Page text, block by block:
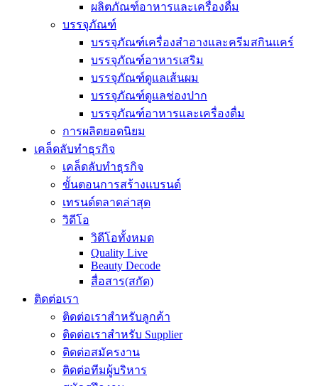
ผลิตภัณฑ์อาหารและเครื่องดื่ม
บรรจุภัณฑ์
บรรจุภัณฑ์เครื่องสำอางและครีมสกินแคร์
บรรจุภัณฑ์อาหารเสริม
บรรจุภัณฑ์ดูแลเส้นผม
บรรจุภัณฑ์ดูแลช่องปาก
บรรจุภัณฑ์อาหารและเครื่องดื่ม
การผลิตยอดนิยม
เคล็ดลับทำธุรกิจ
เคล็ดลับทำธุรกิจ
ขั้นตอนการสร้างแบรนด์
เทรนด์ตลาดล่าสุด
วิดีโอ
วิดีโอทั้งหมด
Quality Live
Beauty Decode
สื่อสาร(สกัด)
ติดต่อเรา
ติดต่อเราสำหรับลูกค้า
ติดต่อเราสำหรับ Supplier
ติดต่อสมัครงาน
ติดต่อทีมผู้บริหาร